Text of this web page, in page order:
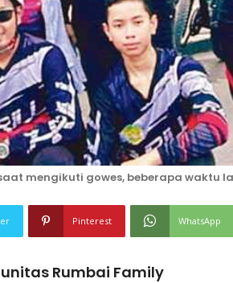
mengikuti gowes, beberapa waktu
Pinterest WhatsApp
Rumbai Family